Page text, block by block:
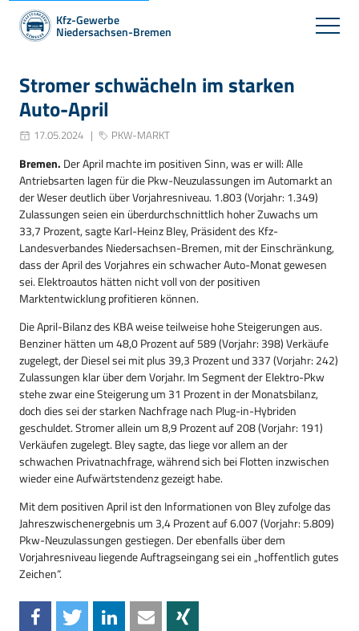
Kfz-Gewerbe
Niedersachsen-Bremen
Stromer schwächeln im starken
Auto-April
17.05.2024 PKW-MARKT
Bremen. Der April machte im positiven Sinn, was er will: Alle
Antriebsarten lagen für die Pkw-Neuzulassungen im Automarkt an
der Weser deutlich über Vorjahresniveau. 1.803 (Vorjahr: 1.349)
Zulassungen seien ein überdurchschnittlich hoher Zuwachs um
33,7 Prozent, sagte Karl-Heinz Bley, Präsident des Kfz-
Landesverbandes Niedersachsen-Bremen, mit der Einschränkung,
dass der April des Vorjahres ein schwacher Auto-Monat gewesen
sei. Elektroautos hätten nicht voll von der positiven
Marktentwicklung profitieren können.
Die April-Bilanz des KBA weise teilweise hohe Steigerungen aus.
Benziner hätten um 48,0 Prozent auf 589 (Vorjahr: 398) Verkäufe
zugelegt, der Diesel sei mit plus 39,3 Prozent und 337 (Vorjahr: 242)
Zulassungen klar über dem Vorjahr. Im Segment der Elektro-Pkw
stehe zwar eine Steigerung um 31 Prozent in der Monatsbilanz,
doch dies sei der starken Nachfrage nach Plug-in-Hybriden
geschuldet. Stromer allein um 8,9 Prozent auf 208 (Vorjahr: 191)
Verkäufen zugelegt. Bley sagte, das liege vor allem an der
schwachen Privatnachfrage, während sich bei Flotten inzwischen
wieder eine Aufwärtstendenz gezeigt habe.
Mit dem positiven April ist den Informationen von Bley zufolge das
Jahreszwischenergebnis um 3,4 Prozent auf 6.007 (Vorjahr: 5.809)
Pkw-Neuzulassungen gestiegen. Der ebenfalls über dem
Vorjahresniveau liegende Auftragseingang sei ein „hoffentlich gutes
Zeichen“.